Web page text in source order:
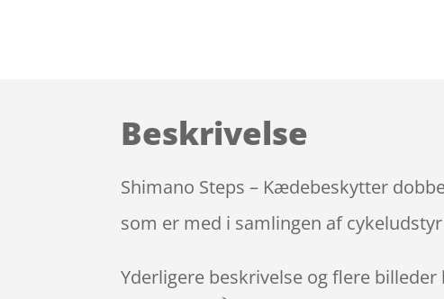
Beskrivelse
Shimano Steps – Kædebeskytter
som er med i samlingen af
Yderligere beskrivelse og flere billeder